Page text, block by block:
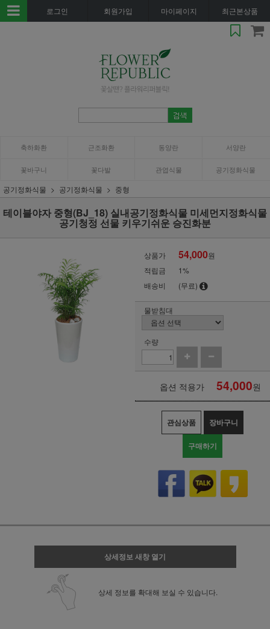
로그인 회원가입 마이페이지 최근본상품
축하화환 근조화환 동양란 서양란
꽃바구니 꽃다발 관엽식물 공기정화식물
공기정화식물 공기정화식물 중형
테이블야자 중형(BJ_18) 실내공기정화식물 미세먼지정화식물
공기청정 선물 키우기쉬운 승진화분
상품가 54,000원
적립금
1%
배송비
(무료)
물받침대
수량
옵션 적용가 54,000원
관심상품 장바구니
구매하기
상세정보 새창 열기
상세 정보를 확대해 보실 수 있습니다.